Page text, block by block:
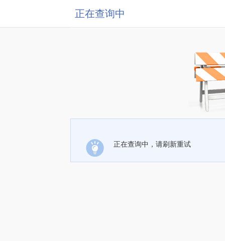
正在查询中
正在查询中，请刷新重试